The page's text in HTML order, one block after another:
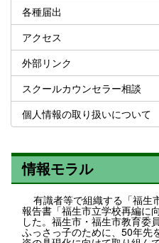
各種届出
アクセス
外部リンク
スクールカウンセラー相談
個人情報の取り扱いについて
情報モラル
有識者等で組織する「福生
報告書「福生市立学校再編に
した。福生市・福生市教育委
ふっさっ子のために、50年先